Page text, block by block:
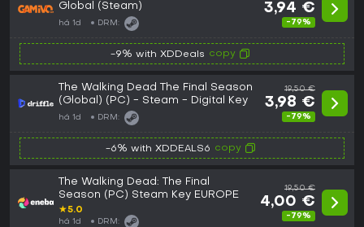
Global (Steam)
há 1d DRM:
3,94 €
-79%
-9% with XDDeals copy
The Walking Dead The Final Season
(Global) (PC) - Steam - Digital Key
há 1d DRM:
19,50 €
3,98 €
-79%
-6% with XDDEALS6 copy
The Walking Dead: The Final
Season (PC) Steam Key EUROPE
★5.0
há 1d DRM:
19,50 €
4,00 €
-79%